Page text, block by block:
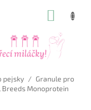
pejsky / Granule pro
Breeds Monoprotein